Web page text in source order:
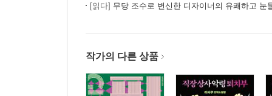
[읽다] 무당 조수로 변신한 디자이너의 유쾌하고 눈
작가의 다른 상품